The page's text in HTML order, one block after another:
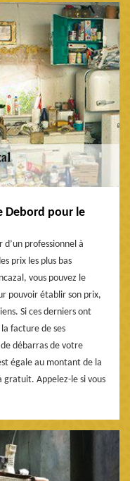
Debord pour le
professionnel à
prix les plus bas
vous pouvez le
pouvoir établir son prix,
Si ces derniers ont
facture de ses
débarras de votre
égale au montant de la
Appelez-le si vous